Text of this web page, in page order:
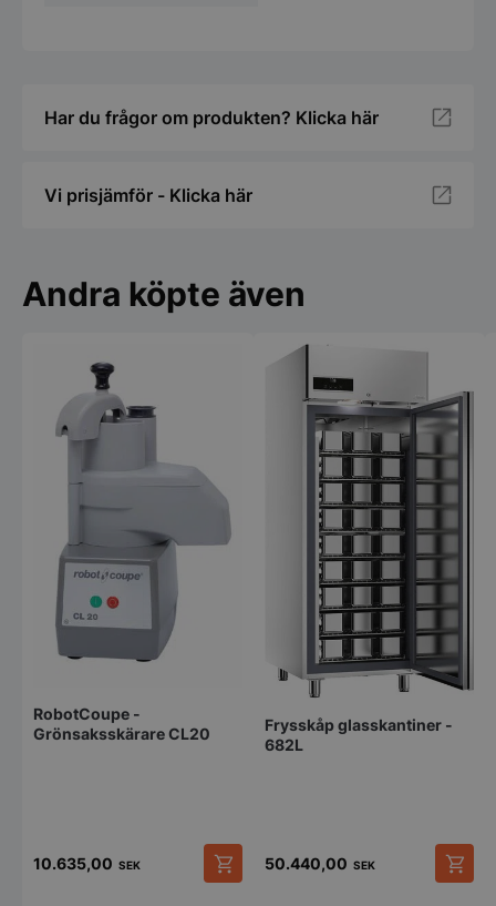
Har du frågor om produkten? Klicka här
Vi prisjämför - Klicka här
Andra köpte även
RobotCoupe -
Grönsaksskärare CL20
10.635,00 SEK
Frysskåp glasskantiner -
682L
50.440,00 SEK